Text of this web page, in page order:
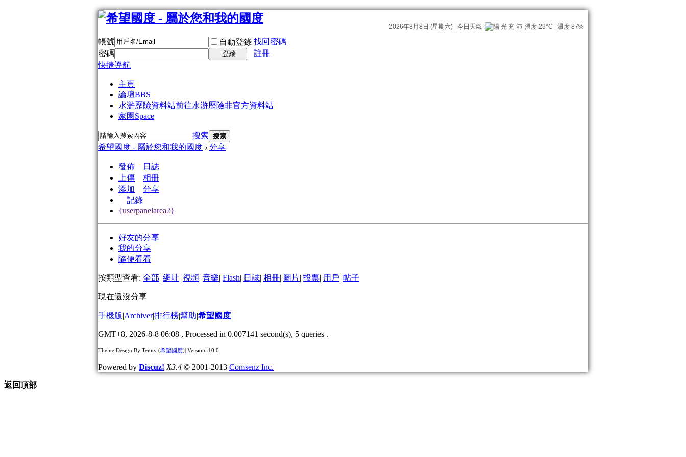
帳號 自動登錄 找回密碼
密碼
登錄
註冊
快捷導航
主頁
論壇BBS
水滸歷險資料站前往水滸歷險非官方資料站
家園 Space
搜索 搜索
希望國度 - 屬於您和我的國度 › 分享
發佈
日誌
上傳
相冊
添加
分享
記錄
{userpanelarea2}
好友的分享
我的分享
隨便看看
按類型查看: 全部| 網址| 視頻| 音樂| Flash| 日誌| 相冊| 圖片| 投票| 用戶| 帖子
現在還沒分享
手機版|Archiver|排行榜|幫助|希望國度
GMT+8, 2026-8-8 06:08 , Processed in 0.007141 second(s), 5 queries .
Theme Design By Tenny (希望國度)| Version: 10.0
Powered by Discuz! X3.4 © 2001-2013 Comsenz Inc.
返回頂部